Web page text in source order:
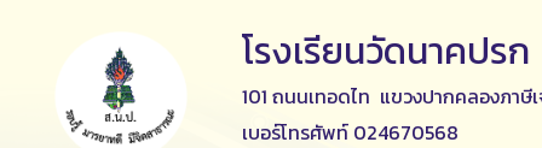
โรงเรียนวัดนาคปรก
101 ถนนเทอดไท แขวงปากคลองภา
เบอร์โทรศัพท์ 024670568